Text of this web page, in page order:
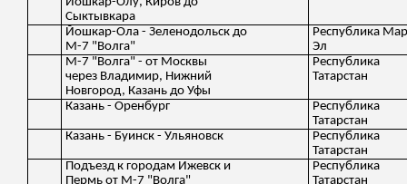
Сыктывкара
Йошкар-Ола - Зеленодольск до
М-7 "Волга"
Республика
Эл
М-7 "Волга" - от Москвы
через Владимир, Нижний
Новгород, Казань до Уфы
Республика
Татарстан
Казань - Оренбург
Республика
Татарстан
Казань - Буинск - Ульяновск
Республика
Татарстан
Подъезд к городам Ижевск и
Пермь от М-7 "Волга"
Республика
Татарстан